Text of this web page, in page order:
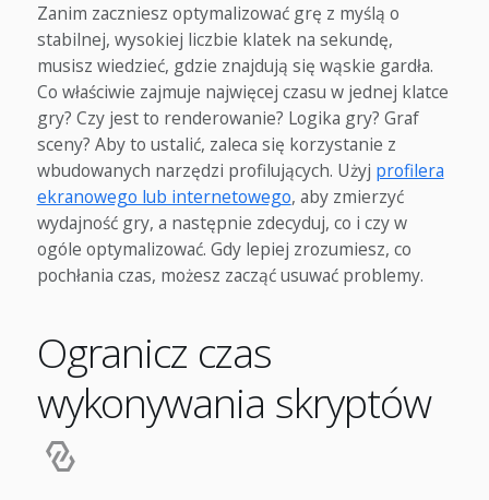
Zanim zaczniesz optymalizować grę z myślą o
stabilnej, wysokiej liczbie klatek na sekundę,
musisz wiedzieć, gdzie znajdują się wąskie gardła.
Co właściwie zajmuje najwięcej czasu w jednej klatce
gry? Czy jest to renderowanie? Logika gry? Graf
sceny? Aby to ustalić, zaleca się korzystanie z
wbudowanych narzędzi profilujących. Użyj profilera
ekranowego lub internetowego, aby zmierzyć
wydajność gry, a następnie zdecyduj, co i czy w
ogóle optymalizować. Gdy lepiej zrozumiesz, co
pochłania czas, możesz zacząć usuwać problemy.
Ogranicz czas
wykonywania skryptów